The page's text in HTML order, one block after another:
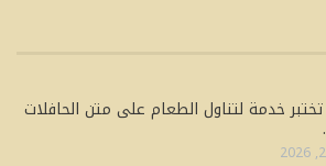
تختبر خدمة لتناول الطعام على متن الحافلات